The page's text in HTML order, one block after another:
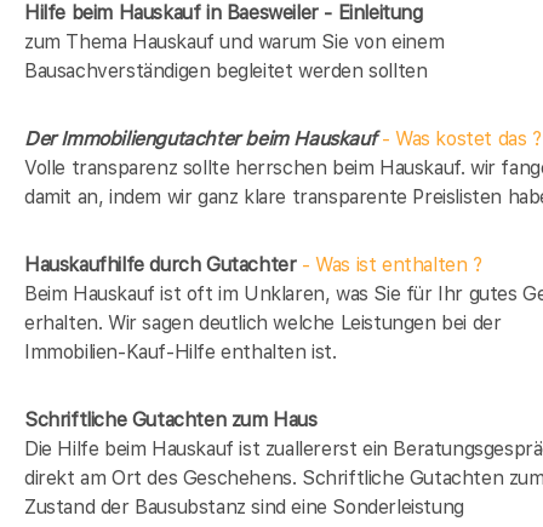
Hilfe beim Hauskauf in Baesweiler - Einleitung
zum Thema Hauskauf und warum Sie von einem
Bausachverständigen begleitet werden sollten
Der Immobiliengutachter beim Hauskauf- Was kostet das ?
Volle transparenz sollte herrschen beim Hauskauf. wir
damit an, indem wir ganz klare transparente Preislisten
Hauskaufhilfe durch Gutachter- Was ist enthalten ?
Beim Hauskauf ist oft im Unklaren, was Sie für Ihr gutes
erhalten. Wir sagen deutlich welche Leistungen bei der
Immobilien-Kauf-Hilfe enthalten ist.
Schriftliche Gutachten zum Haus
Die Hilfe beim Hauskauf ist zuallererst ein
direkt am Ort des Geschehens. Schriftliche Gutachten
Zustand der Bausubstanz sind eine Sonderleistung